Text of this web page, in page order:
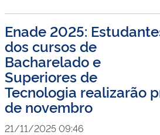
Enade 2025:
dos cursos de
Bacharelado e
Superiores de
Tecnologia realizarão
de novembro
21/11/2025 09:46